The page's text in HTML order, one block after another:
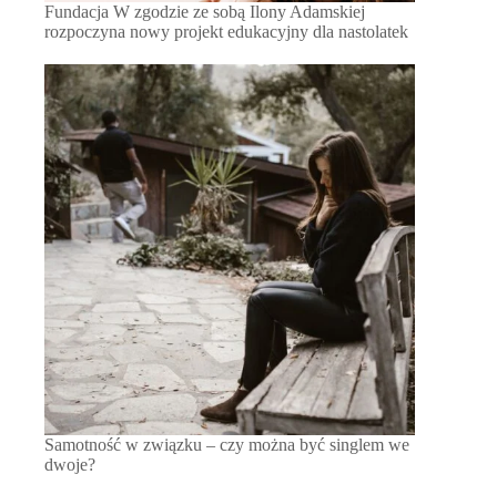
Fundacja W zgodzie ze sobą Ilony Adamskiej
rozpoczyna nowy projekt edukacyjny dla nastolatek
Samotność w związku – czy można być singlem we
dwoje?